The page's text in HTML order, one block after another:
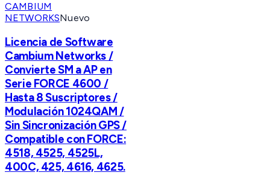
CAMBIUM
NETWORKSNuevo
Licencia de Software
Cambium Networks /
Convierte SM a AP en
Serie FORCE 4600 /
Hasta 8 Suscriptores /
Modulación 1024QAM /
Sin Sincronización GPS /
Compatible con FORCE:
4518, 4525, 4525L,
400C, 425, 4616, 4625.